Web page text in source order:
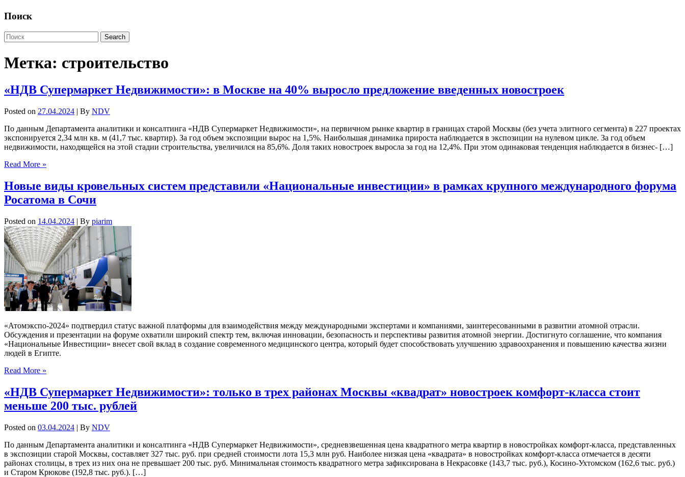
Поиск
Метка: строительство
«НДВ Супермаркет Недвижимости»: в Москве на 40% выросло предложение введенных новостроек
Posted on 27.04.2024 | By NDV
По данным Департамента аналитики и консалтинга «НДВ Супермаркет Недвижимости», на первичном рынке квартир в границах старой Москвы (без учета элитного сегмента) в 227 проектах
экспонируется 2,34 млн кв. м (41,7 тыс. квартир). За год объем экспозиции вырос на 1,5%. Наибольшая динамика прироста наблюдается в экспозиции на нулевом цикле. За год объем
недвижимости, находящейся на этой стадии строительства, увеличился на 85,6%. Доля таких новостроек выросла за год на 12,4%. При этом одинаковая тенденция наблюдается в бизнес- […]
Read More »
Новые виды кровельных систем представили «Национальные инвестиции» в рамках крупного международного форума
Росатома в Сочи
Posted on 14.04.2024 | By piarim
«Атомэкспо-2024» подтвердил статус важной платформы для взаимодействия между международными экспертами и компаниями, заинтересованными в развитии атомной отрасли.
Обсуждения и презентации на форуме охватили широкий спектр тем, включая инновации, безопасность и перспективы развития атомной энергии. Достигнуто соглашение, что компания
«Национальные Инвестиции» внесет свой вклад в создание современного медицинского центра, который будет способствовать улучшению здравоохранения и повышению качества жизни
людей в Египте.
Read More »
«НДВ Супермаркет Недвижимости»: только в трех районах Москвы «квадрат» новостроек комфорт-класса стоит
меньше 200 тыс. рублей
Posted on 03.04.2024 | By NDV
По данным Департамента аналитики и консалтинга «НДВ Супермаркет Недвижимости», средневзвешенная цена квадратного метра квартир в новостройках комфорт-класса, представленных
в экспозиции старой Москвы, составляет 327 тыс. руб. при средней стоимости лота 15,3 млн руб. Наиболее низкая цена «квадрата» в новостройках комфорт-класса отмечается в десяти
районах столицы, в трех из них она не превышает 200 тыс. руб. Минимальная стоимость квадратного метра зафиксирована в Некрасовке (143,7 тыс. руб.), Косино-Ухтомском (162,6 тыс. руб.)
и Старом Крюкове (192,8 тыс. руб.). […]